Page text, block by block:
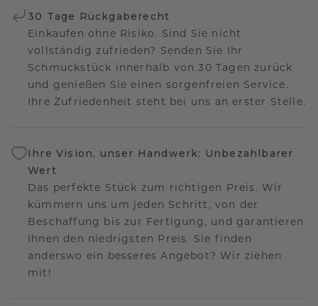
30 Tage Rückgaberecht
Einkaufen ohne Risiko. Sind Sie nicht
vollständig zufrieden? Senden Sie Ihr
Schmuckstück innerhalb von 30 Tagen zurück
und genießen Sie einen sorgenfreien Service.
Ihre Zufriedenheit steht bei uns an erster Stelle.
Ihre Vision, unser Handwerk: Unbezahlbarer
Wert
Das perfekte Stück zum richtigen Preis. Wir
kümmern uns um jeden Schritt, von der
Beschaffung bis zur Fertigung, und garantieren
Ihnen den niedrigsten Preis. Sie finden
anderswo ein besseres Angebot? Wir ziehen
mit!